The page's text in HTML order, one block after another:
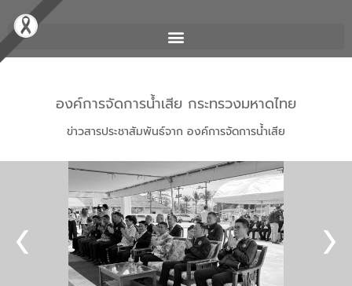
องค์การจัดการน้ำเสีย กระทรวงมหาดไทย
ข่าวสารประชาสัมพันธ์จาก องค์การจัดการน้ำเสีย